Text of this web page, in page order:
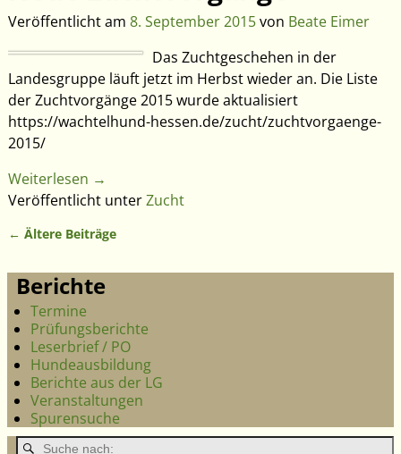
Veröffentlicht am 8. September 2015von Beate Eimer
Das Zuchtgeschehen in der
Landesgruppe läuft jetzt im Herbst wieder an. Die Liste
der Zuchtvorgänge 2015 wurde aktualisiert
https://wachtelhund-hessen.de/zucht/zuchtvorgaenge-
2015/
Weiterlesen →
Veröffentlicht unterZucht
← Ältere Beiträge
Berichte
Termine
Prüfungsberichte
Leserbrief / PO
Hundeausbildung
Berichte aus der LG
Veranstaltungen
Spurensuche